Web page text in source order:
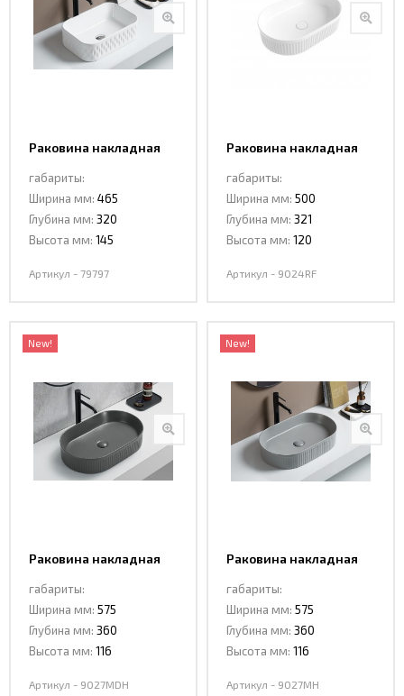
Раковина накладная
габариты:
Ширина мм: 465
Глубина мм: 320
Высота мм: 145
Артикул - 79797
Раковина накладная
габариты:
Ширина мм: 500
Глубина мм: 321
Высота мм: 120
Артикул - 9024RF
New!
Раковина накладная
габариты:
Ширина мм: 575
Глубина мм: 360
Высота мм: 116
Артикул - 9027MDH
New!
Раковина накладная
габариты:
Ширина мм: 575
Глубина мм: 360
Высота мм: 116
Артикул - 9027MH